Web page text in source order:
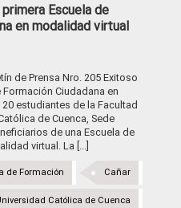
Escuela de
en modalidad virtual
de Prensa Nro. 205 Exitoso
Ciudadana en
estudiantes de la Facultad
de Cuenca, Sede
de una Escuela de
virtual. La [...]
Cañar
de Formación
Católica de Cuenca